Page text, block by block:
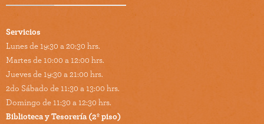
Servicios
Lunes de 19:30 a 20:30 hrs.
Martes de 10:00 a 12:00 hrs.
Jueves de 19:30 a 21:00 hrs.
2do Sábado de 11:30 a 13:00 hrs.
Domingo de 11:30 a 12:30 hrs.
Biblioteca y Tesorería (2º piso)